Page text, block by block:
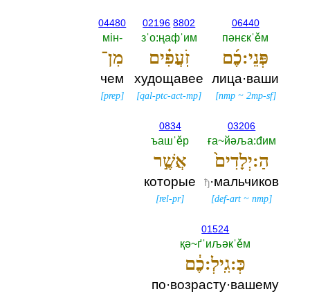
06440
пәнєкˈěм
פְּנֵי:כֶ֜ם
лица·ваши
[nmp~ 2mp-sf]
02196 8802
зˈо:ңафˈим
זֹֽעֲפִ֗ים
худощавее
[qal-ptc-act-mp]
04480
мiн-‎
מִן־
чем
[prep]
03206
ға~йәља:đим
הַ:יְלָדִים֙
ђ·мальчиков
[def-art ~nmp]
0834
ъашˈěр
אֲשֶׁ֣ר
которые
[rel-pr]
01524
қә~ґˈиљәкˈěм
כְּ:גִֽילְ:כֶ֔ם
по·возрасту·вашему